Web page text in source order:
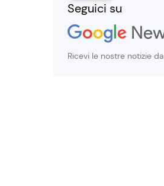
Seguici su
Ricevi le nostre notizie da